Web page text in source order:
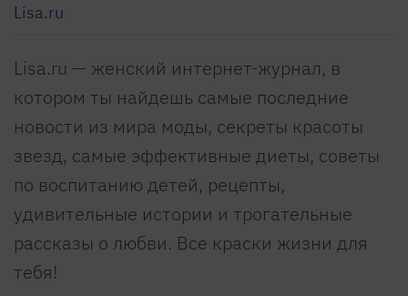
Lisa.ru
Lisa.ru — женский интернет-журнал, в
котором ты найдешь самые последние
новости из мира моды, секреты красоты
звезд, самые эффективные диеты, советы
по воспитанию детей, рецепты,
удивительные истории и трогательные
рассказы о любви. Все краски жизни для
тебя!